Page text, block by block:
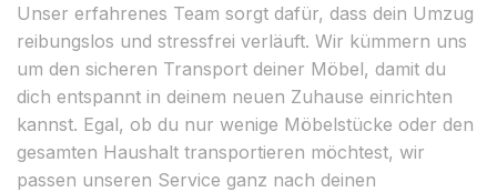
Unser erfahrenes Team sorgt dafür, dass dein Umzug
reibungslos und stressfrei verläuft. Wir kümmern uns
um den sicheren Transport deiner Möbel, damit du
dich entspannt in deinem neuen Zuhause einrichten
kannst. Egal, ob du nur wenige Möbelstücke oder den
gesamten Haushalt transportieren möchtest, wir
passen unseren Service ganz nach deinen